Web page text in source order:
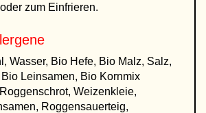
zum Einfrieren.
Wasser, Bio Hefe, Bio Malz, Salz,
Leinsamen, Bio Kornmix
Weizenkleie,
Roggensauerteig,